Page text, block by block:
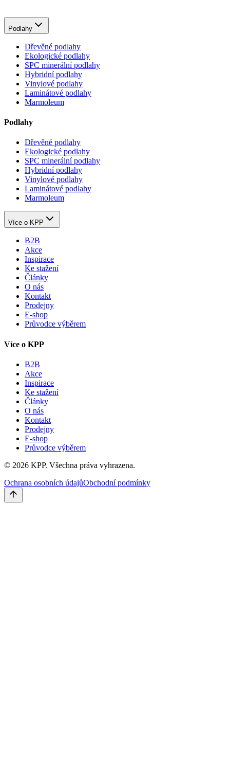
Podlahy
Dřevěné podlahy
Ekologické podlahy
SPC minerální podlahy
Hybridní podlahy
Vinylové podlahy
Laminátové podlahy
Marmoleum
Podlahy
Dřevěné podlahy
Ekologické podlahy
SPC minerální podlahy
Hybridní podlahy
Vinylové podlahy
Laminátové podlahy
Marmoleum
Více o KPP
B2B
Akce
Inspirace
Ke stažení
Články
O nás
Kontakt
Prodejny
E-shop
Průvodce výběrem
Více o KPP
B2B
Akce
Inspirace
Ke stažení
Články
O nás
Kontakt
Prodejny
E-shop
Průvodce výběrem
© 2026 KPP. Všechna práva vyhrazena.
Ochrana osobních údajůObchodní podmínky